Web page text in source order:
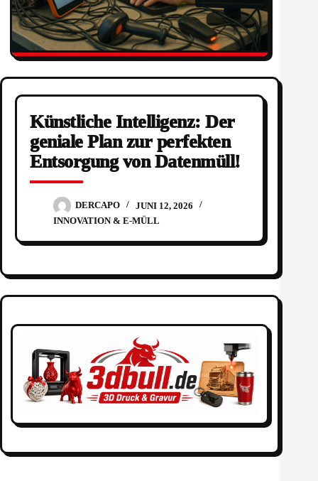
Künstliche Intelligenz: Der
geniale Plan zur perfekten
Entsorgung von Datenmüll!
DERCAPO
JUNI 12, 2026
INNOVATION & E-MÜLL